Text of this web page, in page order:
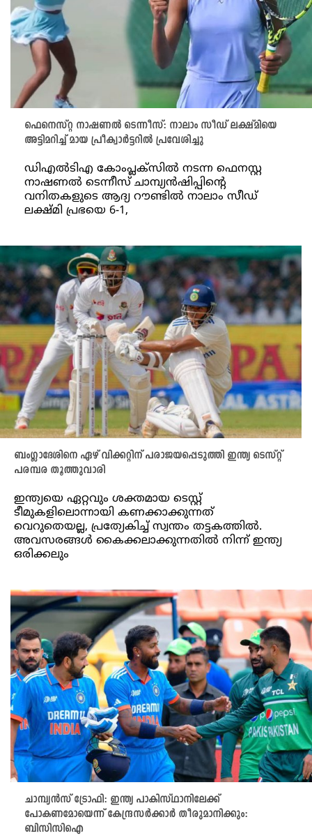
ഫെനെസ്റ്റ നാഷണൽ ടെന്നീസ്: നാലാം സീഡ് ലക്ഷ്മിയെ
അട്ടിമറിച്ച് മായ പ്രീക്വാർട്ടറിൽ പ്രവേശിച്ചു
ഡിഎൽടിഎ കോംപ്ലക്‌സിൽ നടന്ന ഫെനസ്റ്റ
നാഷണൽ ടെന്നീസ് ചാമ്പ്യൻഷിപ്പിൻ്റെ
വനിതകളുടെ ആദ്യ റൗണ്ടിൽ നാലാം സീഡ്
ലക്ഷ്മി പ്രഭയെ 6-1,
ബംഗ്ലാദേശിനെ ഏഴ് വിക്കറ്റിന് പരാജയപ്പെടുത്തി ഇന്ത്യ ടെസ്റ്റ്
പരമ്പര തൂത്തുവാരി
ഇന്ത്യയെ ഏറ്റവും ശക്തമായ ടെസ്റ്റ്
ടീമുകളിലൊന്നായി കണക്കാക്കുന്നത്
വെറുതെയല്ല, പ്രത്യേകിച്ച് സ്വന്തം തട്ടകത്തിൽ.
അവസരങ്ങൾ കൈക്കലാക്കുന്നതിൽ നിന്ന് ഇന്ത്യ
ഒരിക്കലും
ചാമ്പ്യൻസ് ട്രോഫി: ഇന്ത്യ പാകിസ്ഥാനിലേക്ക്
പോകണമോയെന്ന് കേന്ദ്രസർക്കാർ തീരുമാനിക്കും:
ബിസിസിഐ